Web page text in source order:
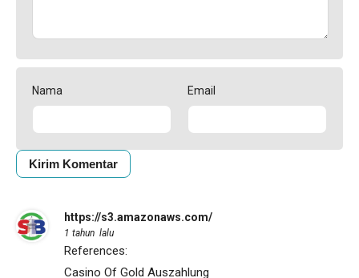
Nama Email
https://s3.amazonaws.com/
1 tahun lalu
References:
Casino Of Gold Auszahlung